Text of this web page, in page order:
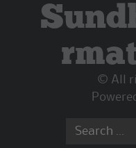
© All
Search